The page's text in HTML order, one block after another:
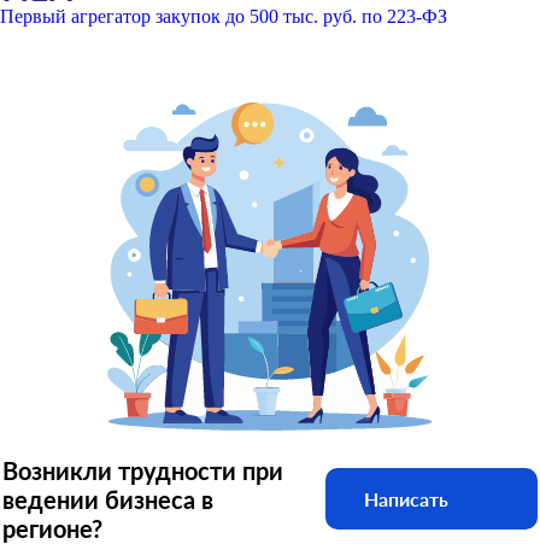
Первый агрегатор закупок до 500 тыс. руб. по 223-ФЗ
Возникли трудности при
ведении бизнеса в
регионе?
Написать